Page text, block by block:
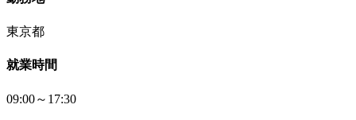
東京都
就業時間
09:00～17:30